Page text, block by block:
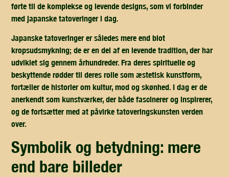
førte til de komplekse og levende designs, som vi forbinder
med japanske tatoveringer i dag.
Japanske tatoveringer er således mere end blot
kropsudsmykning; de er en del af en levende tradition, der har
udviklet sig gennem århundreder. Fra deres spirituelle og
beskyttende rødder til deres rolle som æstetisk kunstform,
fortæller de historier om kultur, mod og skønhed. I dag er de
anerkendt som kunstværker, der både fascinerer og inspirerer,
og de fortsætter med at påvirke tatoveringskunsten verden
over.
symbolik og betydning: mere
end bare billeder